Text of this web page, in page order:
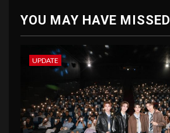
YOU MAY HAVE MISSED
UPDATE